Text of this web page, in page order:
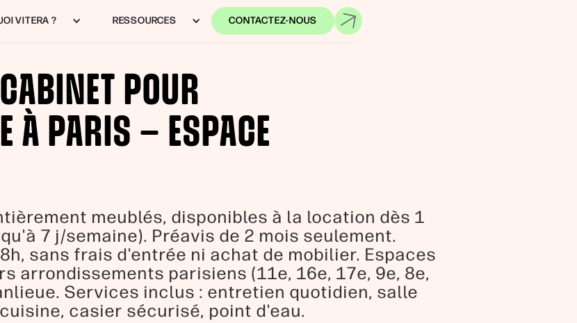
VITERA ? RESSOURCES CONTACTEZ-NOUS
POUR
À PARIS — ESPACE
meublés, disponibles à la location dès 1
7 j/semaine). Préavis de 2 mois seulement.
sans frais d'entrée ni achat de mobilier. Espaces
arrondissements parisiens (11e, 16e, 17e, 9e, 8e,
Services inclus : entretien quotidien, salle
casier sécurisé, point d'eau.